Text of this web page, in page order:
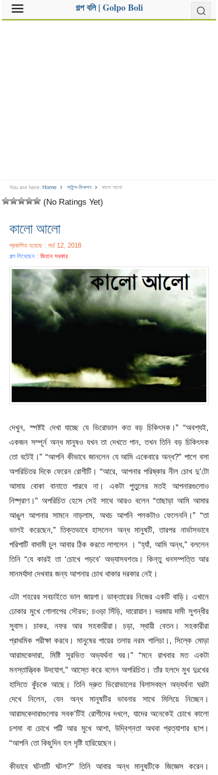
গল্প বলি | Golpo Boli
You are here: Home সাইন্স-ফিকশন কালো আলো
(No Ratings Yet)
কালো আলো
প্রকাশিত হয়েছে : মার্চ 12, 2018
গল্প লিখেছেন :জিহান সরকার
দেখুন, স্পষ্টই দেখা যাচ্ছে যে ভিরোভাল কত বড় চিকিৎসক।” “অবশ্যই,
একজন সম্পূর্ন অন্ধ মানুষও যখন তা দেখতে পান, তখন তিনি বড় চিকিৎসক
তো বটেই।” “আপনি কীভাবে জানলেন যে আমি একেবারে অন্ধ?” পাশে বসা
অপরিচিতর দিকে ফেরেন রোগীটি। “আরে, আপনার পরিষ্কার নীল চোখ দু’টো
আমায় বোকা বানাতে পারবে না। একটা পুতুলের মতই আপনারগুলোও
নিষ্প্রাণ।” অপরিচিত হেসে সেই সাথে আরও বলেন “তাছাড়া আমি আমার
আঙুল আপনার সামনে নাড়লাম, অথচ আপনি পলকটাও ফেলেননি।” “তা
ভালই করেছেন,” তিক্তভাবে হাসলেন অন্ধ মানুষটি, তারপর নার্ভাসভাবে
পরিপাটি বাদামী চুল আবার ঠিক করতে লাগলেন । “হ্যাঁ, আমি অন্ধ,” বললেন
তিনি “যে কারই তা ‘চোখে পড়বে’ অভ্যাসবশতঃ। কিন্তু ধনসম্পত্তি আর
মানমর্যাদা দেখবার জন্য আপনার চোখ থাকার দরকার নেই।
এটা শহরের সবচাইতে ভাল জায়গা। ডাক্তারের নিজের একটি বাড়ি। এখানে
ঢোকার মুখে গোলাপের সৌরভ; চওড়া সিঁড়ি, দারোয়ান। দরজায় দামী সুগন্ধীর
সুবাস। চাকর, নফর আর সহকারীরা। চড়া, স্থায়ী বেতন। সহকারীরা
প্রাথমিক পরীক্ষা করবে। মানুষের পায়ের তলায় নরম গালিচা।, সিল্কে মোড়া
আরামকেদারা, মিষ্টি সুরভিত অভ্যর্থনা ঘর।” “মনে রাখবার মত একটা
মনস্তাত্ত্বিক উদযোগ,” আস্তে করে বলেন অপরিচিত। তাঁর হলদে মুখ দুঃখের
হাসিতে কুঁচকে আছে। তিনি দ্রুত ভিরোভালের বিলাসবহুল অভ্যর্থনা ঘরটা
দেখে নিলেন, যেন অন্ধ মানুষটির ভাবনার সাথে মিলিয়ে নিচ্ছেন।
আরামকেদারাগুলোর সবক’টিই রোগীদের দখলে, যাদের অনেকেই চোখে কালো
চশমা বা চোখে পট্টি আর মুখে আশা, উদ্বিগ্নতা অথবা প্রত্যাশার ছাপ।
“আপনি তো কিছুদিন হল দৃষ্টি হারিয়েছেন।
কীভাবে ঘটনাটি ঘটল?” তিনি আবার অন্ধ মানুষটিকে জিজ্ঞেস করেন।